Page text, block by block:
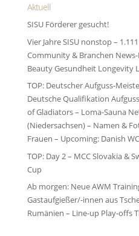
Aktuell
SISU Förderer gesucht!
Vier Jahre SISU nonstop –
Community & Branchen
Beauty Gesundheit Longevity
TOP: Deutscher Aufguss-
Deutsche Qualifikation
of Gladiators – Loma-Sauna
(Niedersachsen) – Namen &
Frauen – Upcoming: Danish
TOP: Day 2 – MCC Slovakia &
Cup
Ab morgen: Neue AWM
Gastaufgießer/-innen aus
Rumänien – Line-up Play-offs